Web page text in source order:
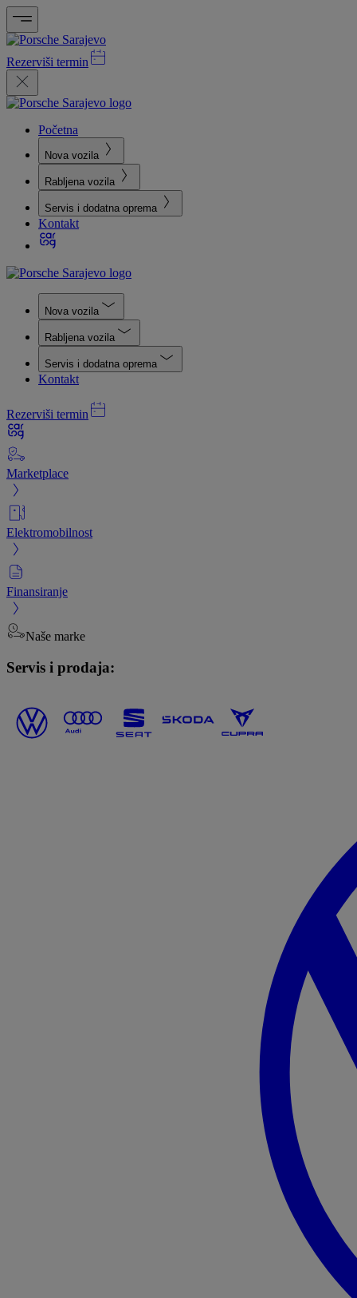
Rezerviši termin
Početna
Nova vozila
Rabljena vozila
Servis i dodatna oprema
Kontakt
Nova vozila
Rabljena vozila
Servis i dodatna oprema
Kontakt
Rezerviši termin
Marketplace
Elektromobilnost
Finansiranje
Naše marke
Servis i prodaja: